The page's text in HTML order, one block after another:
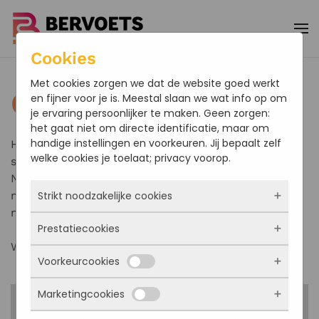
Offerte aanvragen
Het invullen van onderstaand formulier is de eerste
stap.
Na ontvangst van uw aanvraag nemen wij zo snel
mogelijk contact met u op om uw aanvraag door te
nemen.
Wij zien uw aanvraag graag tegemoet.
Cookies
Met cookies zorgen we dat de website goed werkt
en fijner voor je is. Meestal slaan we wat info op om
je ervaring persoonlijker te maken. Geen zorgen:
het gaat niet om directe identificatie, maar om
handige instellingen en voorkeuren. Jij bepaalt zelf
welke cookies je toelaat; privacy voorop.
Strikt noodzakelijke cookies
Deze cookies zorgen ervoor dat de website
überhaupt werkt. Ze zijn dus altijd actief en
kunnen niet worden uitgezet. Meestal worden
ze alleen geplaatst als jij iets doet, zoals
inloggen, een formulier invullen of je
privacyvoorkeuren opslaan. Je kunt je browser
Prestatiecookies
Met deze cookies zien we hoe vaak onze site
bezocht wordt, waar bezoekers vandaan
komen en welke pagina’s populair zijn. Zo
kunnen we de website blijven verbeteren.
Voorkeurcookies
Deze cookies onthouden jouw voorkeuren.
Bijvoorbeeld taalkeuze of ingevulde gegevens.
Marketingcookies